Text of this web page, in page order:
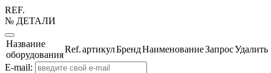
REF.
№ ДЕТАЛИ
Название
оборудования
Ref.артикулБрендНаименованиеЗапросУдалить
E-mail: